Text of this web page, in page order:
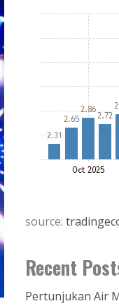
source:
Recent
Pertunjukan Air